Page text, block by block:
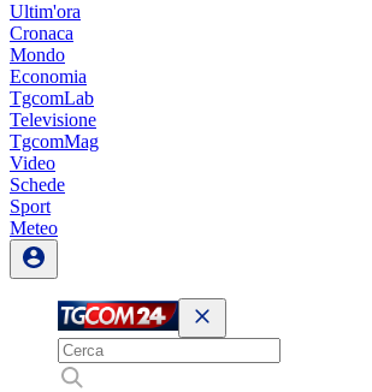
Ultim'ora
Cronaca
Mondo
Economia
TgcomLab
Televisione
TgcomMag
Video
Schede
Sport
Meteo